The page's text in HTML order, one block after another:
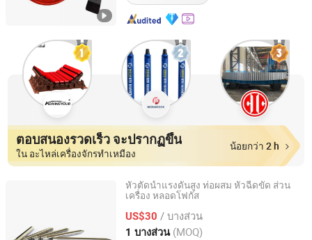
ตอบสนองรวดเร็ว จะปรากฏขึ้น
ใน อะไหล่เครื่องจักรทำเหมือง
น้อยกว่า 2 h
หัวตัดน้ำแรงดันสูง ท่อผสม หัวฉีดขัด ส่วน
เครื่อง หลอดโฟกัส
US$30 / บางส่วน
1 บางส่วน (MOQ)
Shanghai Zaiguan Machinery Technology Co., Ltd.
Shanghai, China อัตราจาก 2024